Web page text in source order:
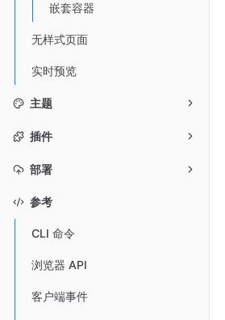
嵌套容器
无样式页面
实时预览
主题
插件
部署
参考
CLI 命令
浏览器 API
客户端事件